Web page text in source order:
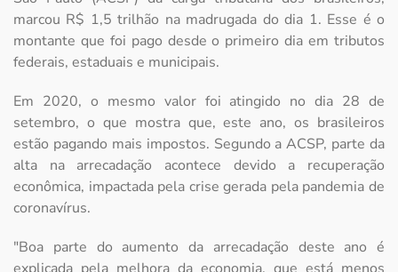
marcou R$ 1,5 trilhão na madrugada do dia 1. Esse é o
montante que foi pago desde o primeiro dia em tributos
federais, estaduais e municipais.
Em 2020, o mesmo valor foi atingido no dia 28 de
setembro, o que mostra que, este ano, os brasileiros
estão pagando mais impostos. Segundo a ACSP, parte da
alta na arrecadação acontece devido a recuperação
econômica, impactada pela crise gerada pela pandemia de
coronavírus.
"Boa parte do aumento da arrecadação deste ano é